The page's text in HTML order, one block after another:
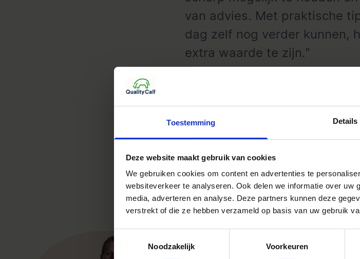
Toestemming Details
Deze website maakt gebruik van cookies
We gebruiken cookies om content en advertenties te
websiteverkeer te analyseren. Ook delen we informatie over
media, adverteren en analyse. Deze partners kunnen deze
verstrekt of die ze hebben verzameld op basis van uw gebruik
Toestemmingsselectie
Noodzakelijk
Voorkeuren
van advies. Met praktische
dag zelf nog verder kunnen,
extra waarde te zijn.”
De
Altijd een adviseur